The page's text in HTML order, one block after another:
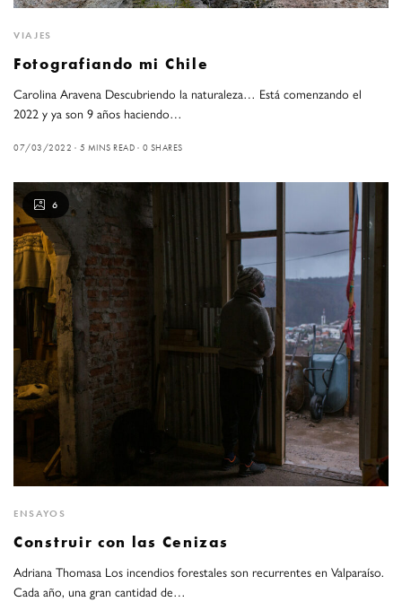
VIAJES
Fotografiando mi Chile
Carolina Aravena Descubriendo la naturaleza… Está comenzando el
2022 y ya son 9 años haciendo…
07/03/2022 5 MINS READ 0 SHARES
6
ENSAYOS
Construir con las Cenizas
Adriana Thomasa Los incendios forestales son recurrentes en Valparaíso.
Cada año, una gran cantidad de…